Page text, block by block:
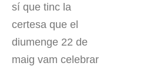
sí que tinc la
certesa que el
diumenge 22 de
maig vam celebrar